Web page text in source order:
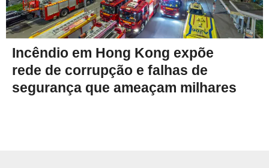
Incêndio em Hong Kong expõe
rede de corrupção e falhas de
segurança que ameaçam milhares